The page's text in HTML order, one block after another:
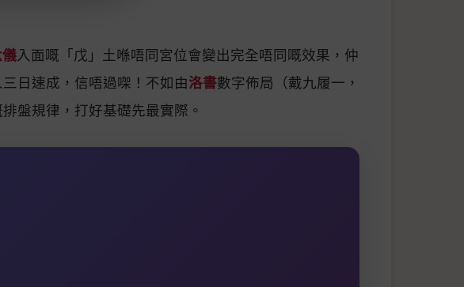
入面嘅「戊」土喺唔同宮位會變出完全唔同嘅效果，仲
日速成，信唔過㗎！不如由洛書數字佈局（戴九履一，
盤規律，打好基礎先最實際。